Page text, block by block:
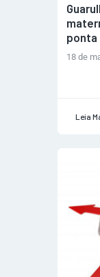
ponta
18 de
Leia